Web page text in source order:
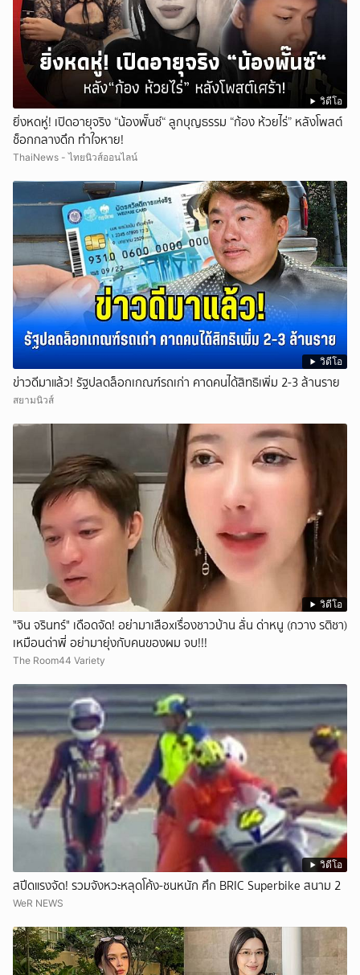
วิดีโอ
ยิ่งหดหู่! เปิดอายุจริง “น้องพั๊นซ์“ ลูกบุญธรรม “ก้อง ห้วยไร่” หลังโพสต์
ช็อกกลางดึก ทำใจหาย!
ThaiNews - ไทยนิวส์ออนไลน์
วิดีโอ
ข่าวดีมาแล้ว! รัฐปลดล็อกเกณฑ์รถเก่า คาดคนได้สิทธิเพิ่ม 2-3 ล้านราย
สยามนิวส์
วิดีโอ
ั่"จิน จรินทร์" เดือดจัด! อย่ามาเสือxเรื่องชาวบ้าน ลั่น ด่าหนู (กวาง รติชา)
เหมือนด่าพี่ อย่ามายุ่งกับคนของผม จบ!!!
The Room44 Variety
วิดีโอ
สปีดแรงจัด! รวมจังหวะหลุดโค้ง-ชนหนัก ศึก BRIC Superbike สนาม 2
WeR NEWS